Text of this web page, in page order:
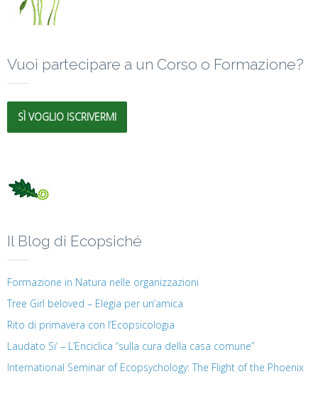
Vuoi partecipare a un Corso o Formazione?
SÌ VOGLIO ISCRIVERMI
Il Blog di Ecopsiché
Formazione in Natura nelle organizzazioni
Tree Girl beloved – Elegia per un’amica
Rito di primavera con l’Ecopsicologia
Laudato Si’ – L’Enciclica “sulla cura della casa comune”
International Seminar of Ecopsychology: The Flight of the Phoenix